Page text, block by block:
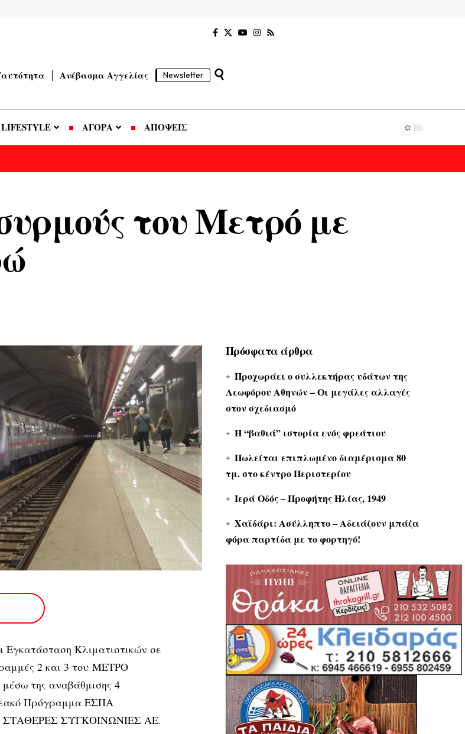
Ανέβασμα Αγγελίας Newsletter
LIFESTYLE ΑΓΟΡΑ ΑΠΟΨΕΙΣ
του Μετρό με
Κλιματιστικών σε
2 και 3 του ΜΕΤΡΟ
της αναβάθμισης 4
Πρόγραμμα ΕΣΠΑ
ΣΤΑΘΕΡΕΣ ΣΥΓΚΟΙΝΩΝΙΕΣ ΑΕ.
Πρόσφατα άρθρα
Προχωράει ο συλλεκτήρας υδάτων της
Λεωφόρου Αθηνών – Οι μεγάλες αλλαγές
στον σχεδιασμό
Η “βαθιά” ιστορία ενός φρεάτιου
Πωλείται επιπλωμένο διαμέρισμα 80
τμ. στο κέντρο Περιστερίου
Ιερά Οδός – Προφήτης Ηλίας, 1949
Χαϊδάρι: Ασύλληπτο – Αδειάζουν μπάζα
φόρα παρτίδα με το φορτηγό!